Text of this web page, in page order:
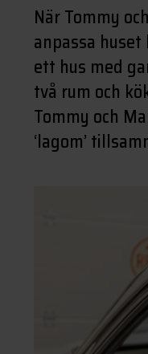
När Tommy
anpassa
ett hus med
två rum och
Tommy och
‘lagom’